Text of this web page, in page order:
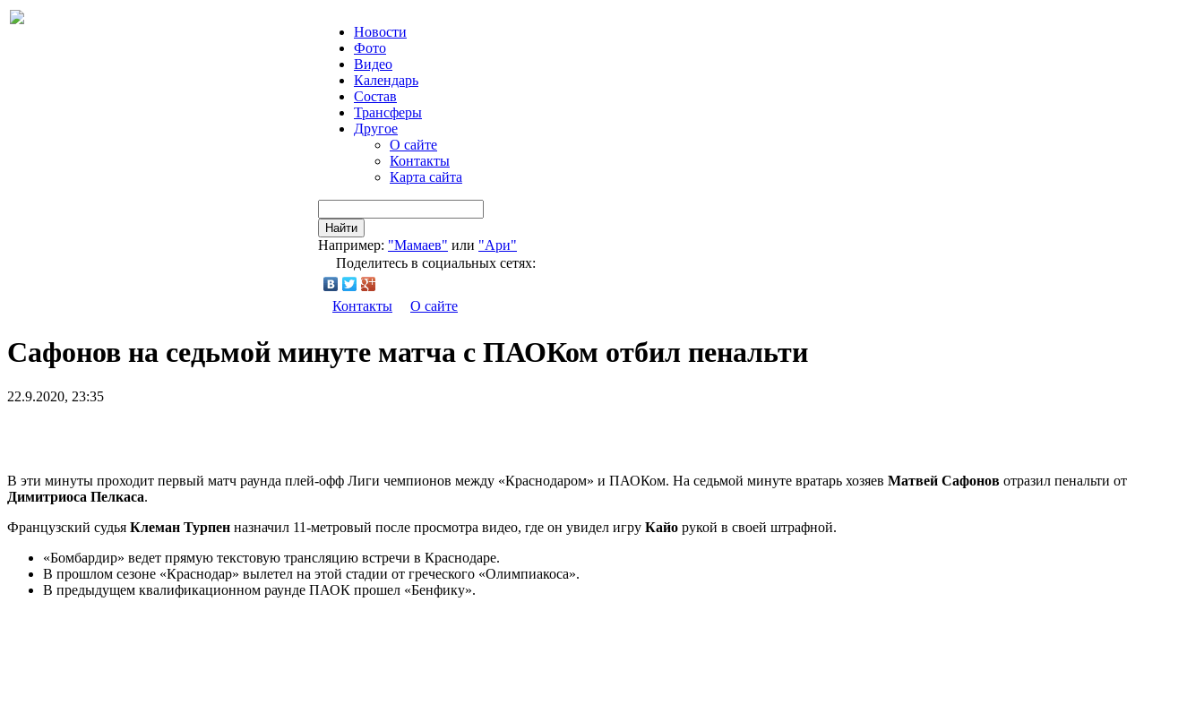
Новости
Фото
Видео
Календарь
Состав
Трансферы
Другое
О сайте
Контакты
Карта сайта
Найти
Например: "Мамаев" или "Ари"
Поделитесь в социальных сетях:
Контакты О сайте
Сафонов на седьмой минуте матча с ПАОКом отбил пенальти
22.9.2020, 23:35
В эти минуты проходит первый матч раунда плей-офф Лиги чемпионов между «Краснодаром» и ПАОКом. На седьмой минуте вратарь хозяев Матвей Сафонов отразил пенальти от
Димитриоса Пелкаса.
Французский судья Клеман Турпен назначил 11-метровый после просмотра видео, где он увидел игру Кайо рукой в своей штрафной.
«Бомбардир» ведет прямую текстовую трансляцию встречи в Краснодаре.
В прошлом сезоне «Краснодар» вылетел на этой стадии от греческого «Олимпиакоса».
В предыдущем квалификационном раунде ПАОК прошел «Бенфику».